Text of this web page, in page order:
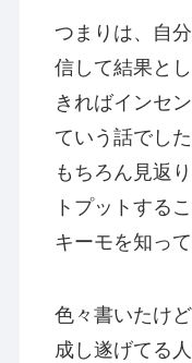
つまりは、自
信して結果と
きればインセ
ていう話でした
もちろん見返
トプットする
キーモを知っ
色々書いたけ
成し遂げてる